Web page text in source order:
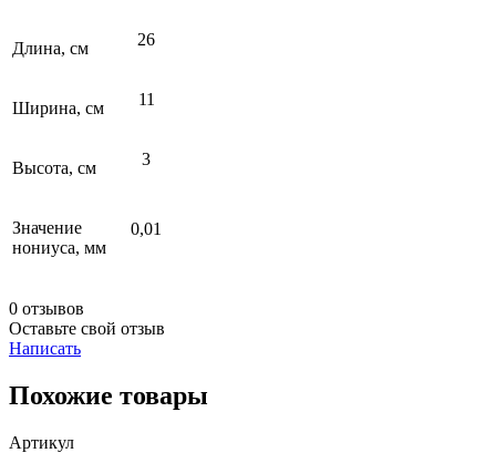
Длина, см 26
Ширина, см 11
Высота, см 3
Значение
нониуса, мм
0,01
0 отзывов
Оставьте свой отзыв
Написать
Похожие товары
Артикул